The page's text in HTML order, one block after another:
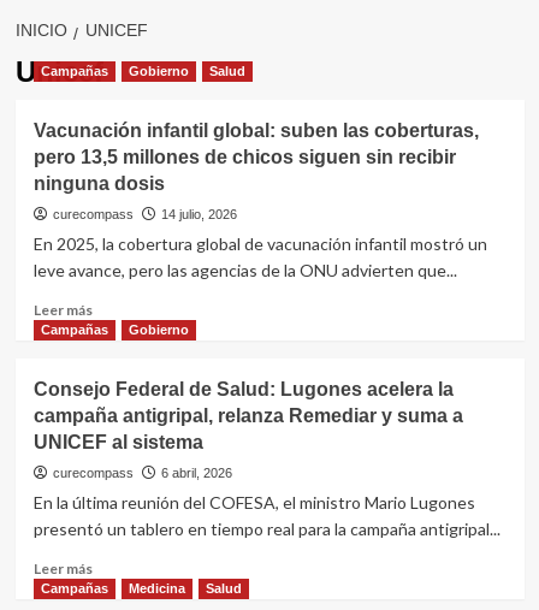
INICIO UNICEF
Unicef
Campañas Gobierno Salud
Vacunación infantil global: suben las coberturas,
pero 13,5 millones de chicos siguen sin recibir
ninguna dosis
curecompass 14 julio, 2026
En 2025, la cobertura global de vacunación infantil mostró un
leve avance, pero las agencias de la ONU advierten que...
Leer másLeer
más
infantil
global:
suben
las
pero
13,5
de
chicos
Campañas Gobierno
Consejo Federal de Salud: Lugones acelera la
campaña antigripal, relanza Remediar y suma a
UNICEF al sistema
curecompass 6 abril, 2026
En la última reunión del COFESA, el ministro Mario Lugones
presentó un tablero en tiempo real para la campaña antigripal...
Leer másLeer
más
Campañas Medicina Salud